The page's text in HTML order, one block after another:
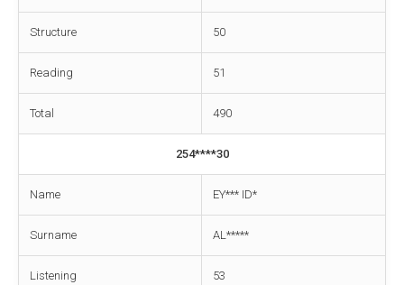
Structure 50
Reading 51
Total 490
254****30
Name EY*** ID*
Surname AL*****
Listening 53